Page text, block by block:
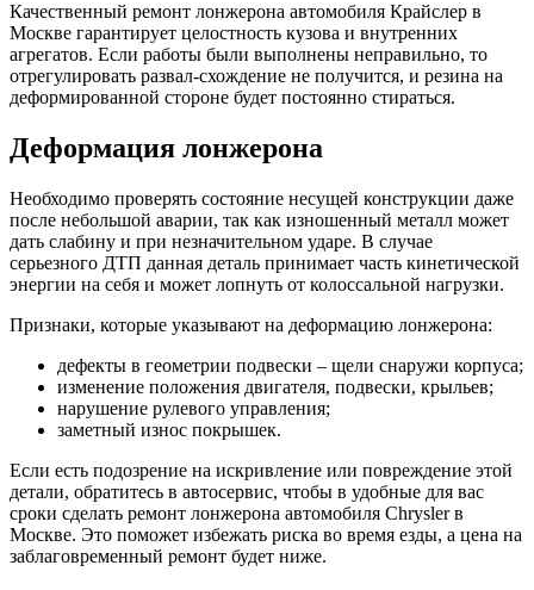
Качественный ремонт лонжерона автомобиля Крайслер в
Москве гарантирует целостность кузова и внутренних
агрегатов. Если работы были выполнены неправильно, то
отрегулировать развал-схождение не получится, и резина на
деформированной стороне будет постоянно стираться.
Деформация лонжерона
Необходимо проверять состояние несущей конструкции даже
после небольшой аварии, так как изношенный металл может
дать слабину и при незначительном ударе. В случае
серьезного ДТП данная деталь принимает часть кинетической
энергии на себя и может лопнуть от колоссальной нагрузки.
Признаки, которые указывают на деформацию лонжерона:
дефекты в геометрии подвески – щели снаружи корпуса;
изменение положения двигателя, подвески, крыльев;
нарушение рулевого управления;
заметный износ покрышек.
Если есть подозрение на искривление или повреждение этой
детали, обратитесь в автосервис, чтобы в удобные для вас
сроки сделать ремонт лонжерона автомобиля Chrysler в
Москве. Это поможет избежать риска во время езды, а цена на
заблаговременный ремонт будет ниже.